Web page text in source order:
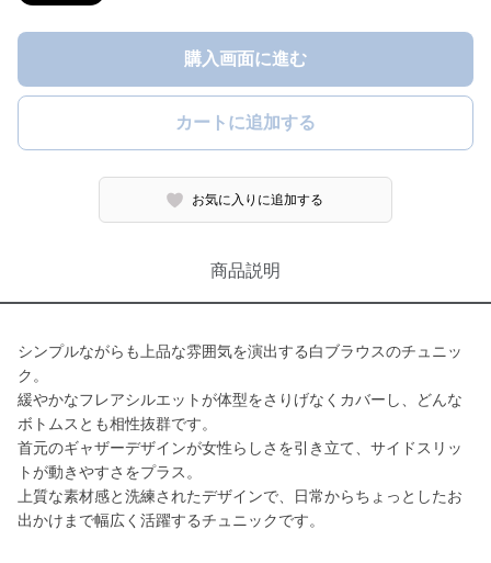
購入画面に進む
カートに追加する
お気に入りに追加する
商品説明
シンプルながらも上品な雰囲気を演出する白ブラウスのチュニッ
ク。
緩やかなフレアシルエットが体型をさりげなくカバーし、どんな
ボトムスとも相性抜群です。
首元のギャザーデザインが女性らしさを引き立て、サイドスリッ
トが動きやすさをプラス。
上質な素材感と洗練されたデザインで、日常からちょっとしたお
出かけまで幅広く活躍するチュニックです。